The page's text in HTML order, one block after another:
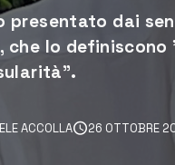
presentato dai
che lo
ACCOLLA 26 OTTOBRE